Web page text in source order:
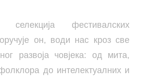
селекција фестивалских
он, води нас кроз све
развоја човјека: од мита,
до интелектуалних и